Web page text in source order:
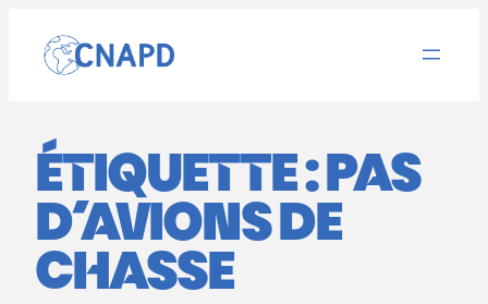
contenu
ÉTIQUETTE :PAS
D’AVIONS DE
CHASSE